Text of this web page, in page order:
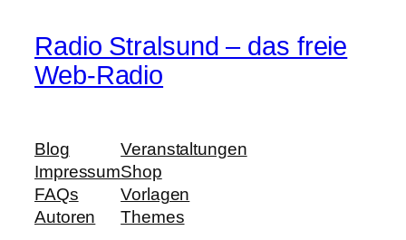
Radio Stralsund – das freie
Web-Radio
Blog
Impressum
FAQs
Autoren
Veranstaltungen
Shop
Vorlagen
Themes